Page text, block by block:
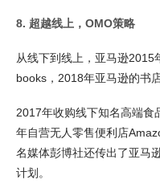
8. 超越线上，OMO策略
从线下到线上，亚马逊2015
books，2018年亚马逊的书
2017年收购线下知名高端食
年自营无人零售便利店
名媒体彭博社还传出了亚马
计划。